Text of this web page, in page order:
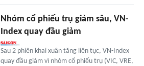
Nhóm cổ phiếu trụ giảm sâu, VN-
Index quay đầu giảm
Sau 2 phiên khai xuân tăng liên tục, VN-Index
quay đầu giảm vì nhóm cổ phiếu trụ (VIC, VRE,